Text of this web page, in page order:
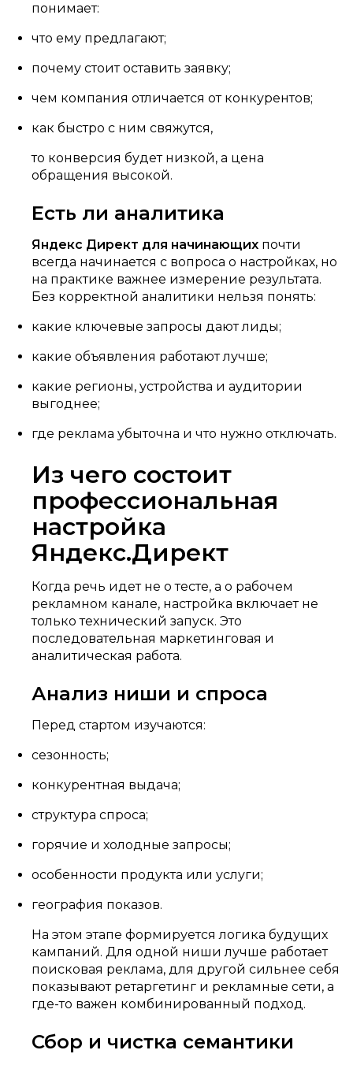
понимает:
что ему предлагают;
почему стоит оставить заявку;
чем компания отличается от конкурентов;
как быстро с ним свяжутся,
то конверсия будет низкой, а цена
обращения высокой.
Есть ли аналитика
Яндекс Директ для начинающих почти
всегда начинается с вопроса о настройках, но
на практике важнее измерение результата.
Без корректной аналитики нельзя понять:
какие ключевые запросы дают лиды;
какие объявления работают лучше;
какие регионы, устройства и аудитории
выгоднее;
где реклама убыточна и что нужно отключать.
Из чего состоит
профессиональная
настройка
Яндекс.Директ
Когда речь идет не о тесте, а о рабочем
рекламном канале, настройка включает не
только технический запуск. Это
последовательная маркетинговая и
аналитическая работа.
Анализ ниши и спроса
Перед стартом изучаются:
сезонность;
конкурентная выдача;
структура спроса;
горячие и холодные запросы;
особенности продукта или услуги;
география показов.
На этом этапе формируется логика будущих
кампаний. Для одной ниши лучше работает
поисковая реклама, для другой сильнее себя
показывают ретаргетинг и рекламные сети, а
где-то важен комбинированный подход.
Сбор и чистка семантики